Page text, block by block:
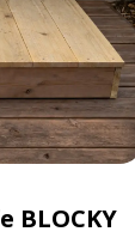
BLOCKY